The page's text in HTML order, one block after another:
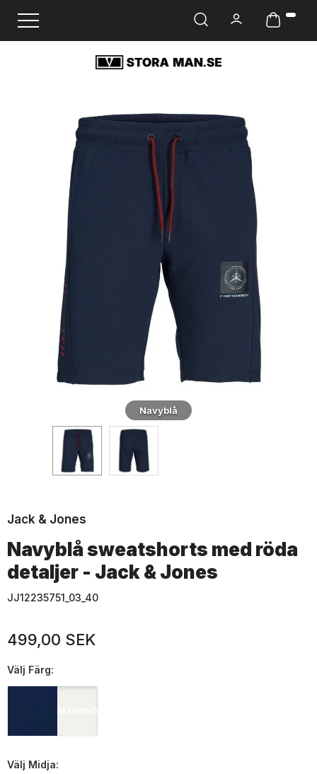
Ändra navigering
Navyblå
Jack & Jones
Navyblå sweatshorts med röda
detaljer - Jack & Jones
JJ12235751_03_40
499,00 SEK
Välj Färg:
Marinblå
Välj Midja: